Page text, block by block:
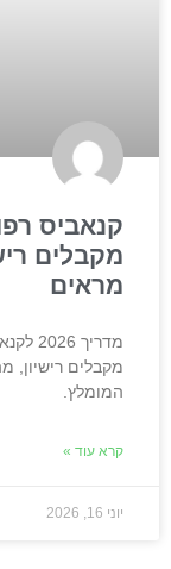
קנאביס
מראים
מקבלים רישיון,
המומלץ.
קרא עוד »
יוני 16, 2026